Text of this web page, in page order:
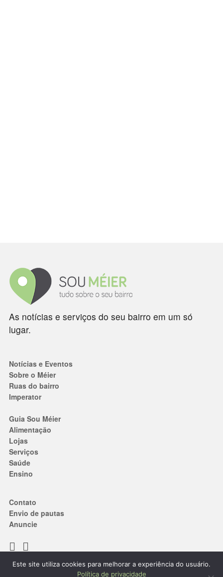
As notícias e serviços do seu bairro em um só
lugar.
Notícias e Eventos
Sobre o Méier
Ruas do bairro
Imperator
Guia Sou Méier
Alimentação
Lojas
Serviços
Saúde
Ensino
Contato
Envio de pautas
Anuncie
Termos de Uso|Política de privacidade
Este site utiliza cookies para melhorar a experiência do usuário.
Política de privacidade